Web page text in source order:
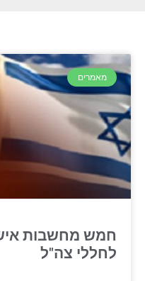
מאמרים
חמש מחשבות
לחללי צה"ל